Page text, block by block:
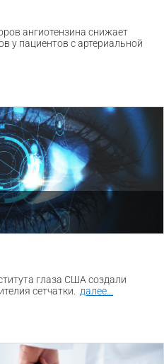
ангиотензина снижает
у пациентов с артериальной
глаза США создали
сетчатки.
далее